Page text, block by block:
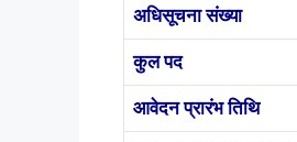
अधिसूचना संख्या
कुल पद
आवेदन प्रारंभ तिथि